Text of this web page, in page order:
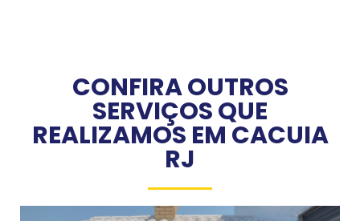
CONFIRA OUTROS
SERVIÇOS QUE
REALIZAMOS EM CACUIA
RJ